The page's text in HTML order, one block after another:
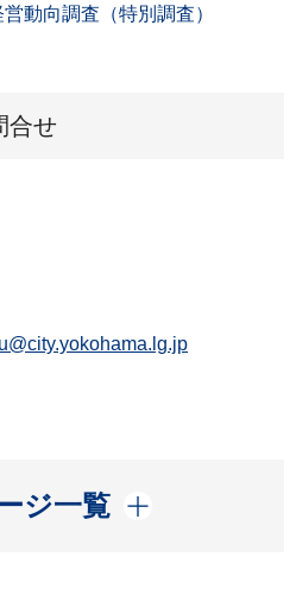
動向調査（特別調査）
合せ
ジ一覧
開く